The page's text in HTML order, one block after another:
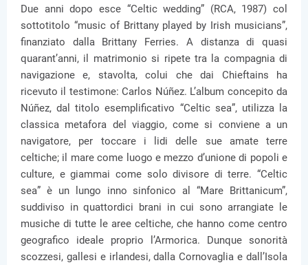
Due anni dopo esce “Celtic wedding” (RCA, 1987) col
sottotitolo “music of Brittany played by Irish musicians”,
finanziato dalla Brittany Ferries. A distanza di quasi
quarant’anni, il matrimonio si ripete tra la compagnia di
navigazione e, stavolta, colui che dai Chieftains ha
ricevuto il testimone: Carlos Núñez. L’album concepito da
Núñez, dal titolo esemplificativo “Celtic sea”, utilizza la
classica metafora del viaggio, come si conviene a un
navigatore, per toccare i lidi delle sue amate terre
celtiche; il mare come luogo e mezzo d’unione di popoli e
culture, e giammai come solo divisore di terre. “Celtic
sea” è un lungo inno sinfonico al “Mare Brittanicum”,
suddiviso in quattordici brani in cui sono arrangiate le
musiche di tutte le aree celtiche, che hanno come centro
geografico ideale proprio l’Armorica. Dunque sonorità
scozzesi, gallesi e irlandesi, dalla Cornovaglia e dall’Isola